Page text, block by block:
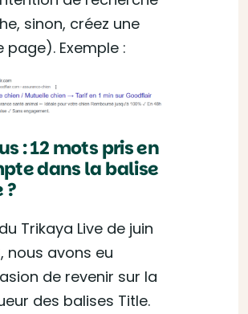
sinon, créez une
page). Exemple :
: 12 mots pris en
dans la balise
?
Trikaya Live de juin
nous avons eu
de revenir sur la
des balises Title.